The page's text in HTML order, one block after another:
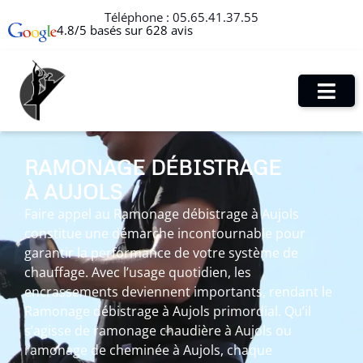
Téléphone : 05.65.41.37.55
4.8/5 basés sur 628 avis
RAMONAGE DÉBISTRAGE
À AUJOLS
Faire appel au Ramonage débistrage à Aujols
constitue une démarche incontournable pour
garantir la performance de votre système de
chauffage. Avec l’usage quotidien, les
encrassements deviennent importants, rendant le
Ramonage débistrage à Aujols primordial. Qu’il
s’agisse de ramonage chaudière à Aujols ou
ramonage de cheminée à Aujols, chaque